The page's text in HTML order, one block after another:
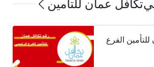
تكافل عمان للتأمين
الفرع